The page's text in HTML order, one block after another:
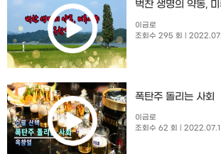
벅찬 생명의 약동,
이금로
조회수 295 회
|
폭탄주 돌리는 사회
이금로
조회수 62 회
|